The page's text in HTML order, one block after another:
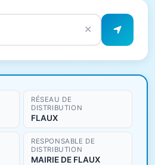
✕
de l'eau
RÉSEAU DE
DISTRIBUTION
FLAUX
RESPONSABLE DE
DISTRIBUTION
MAIRIE DE FLAUX